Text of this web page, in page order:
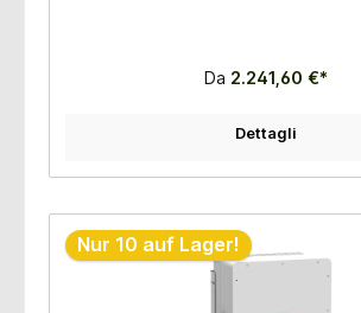
Da 2.241,60 €*
Dettagli
Nur 10 auf Lager!